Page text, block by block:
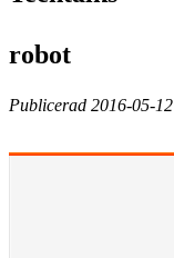
robot
Publicerad 2016-05-12